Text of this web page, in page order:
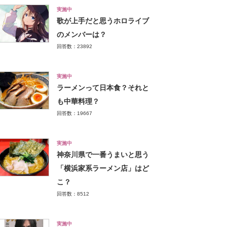
実施中
歌が上手だと思うホロライブ
のメンバーは？
回答数：23892
実施中
ラーメンって日本食？それと
も中華料理？
回答数：19667
実施中
神奈川県で一番うまいと思う
「横浜家系ラーメン店」はど
こ？
回答数：8512
実施中